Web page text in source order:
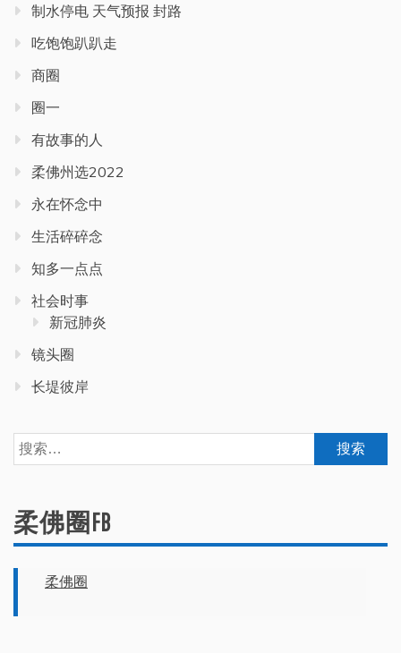
制水停电 天气预报 封路
吃饱饱趴趴走
商圈
圈一
有故事的人
柔佛州选2022
永在怀念中
生活碎碎念
知多一点点
社会时事
新冠肺炎
镜头圈
长堤彼岸
搜
索：
柔佛圈FB
柔佛圈